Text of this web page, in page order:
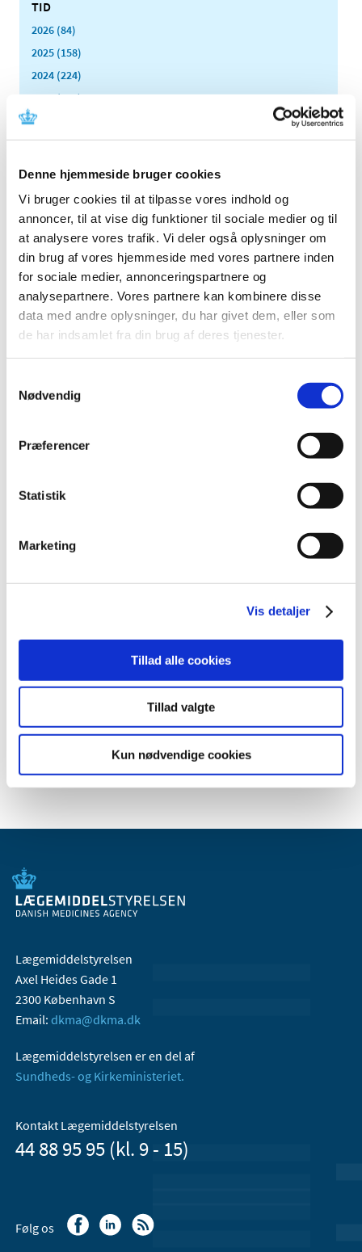
Denne hjemmeside bruger cookies
Vi bruger cookies til at tilpasse vores indhold og
annoncer, til at vise dig funktioner til sociale medier og til
at analysere vores trafik. Vi deler også oplysninger om
din brug af vores hjemmeside med vores partnere inden
for sociale medier, annonceringspartnere og
analysepartnere. Vores partnere kan kombinere disse
data med andre oplysninger, du har givet dem, eller som
de har indsamlet fra din brug af deres tjenester.
Nødvendig
Præferencer
Statistik
Marketing
Vis detaljer
Tillad alle cookies
Tillad valgte
Kun nødvendige cookies
TID
2026 (84)
2025 (158)
2024 (224)
2023 (195)
2022 (197)
2021 (516)
2018 (150)
2017 (167)
2016 (167)
2015 (33)
2014 (44)
2013 (49)
november (6)
august (1)
juni (3)
marts (3)
2010 (7)
2008 (8)
2006 (9)
Lægemiddelstyrelsen
Axel Heides Gade 1
2300 København S
Email: dkma@dkma.dk
Lægemiddelstyrelsen er en del af
Sundheds- og Kirkeministeriet.
Kontakt Lægemiddelstyrelsen
44 88 95 95 (kl. 9 - 15)
Følg os